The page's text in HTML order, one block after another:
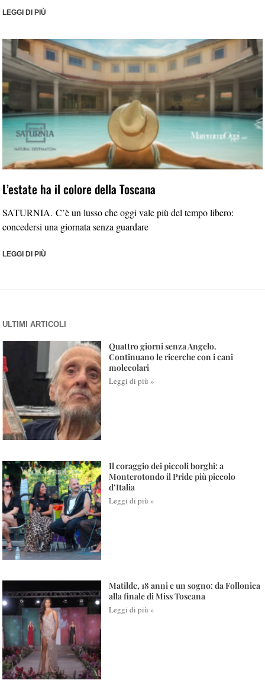
LEGGI DI PIÙ
L’estate ha il colore della Toscana
SATURNIA. C’è un lusso che oggi vale più del tempo libero:
concedersi una giornata senza guardare
LEGGI DI PIÙ
ULTIMI ARTICOLI
Quattro giorni senza Angelo.
Continuano le ricerche con i cani
molecolari
Leggi di più »
Il coraggio dei piccoli borghi: a
Monterotondo il Pride più piccolo
d’Italia
Leggi di più »
Matilde, 18 anni e un sogno: da Follonica
alla finale di Miss Toscana
Leggi di più »